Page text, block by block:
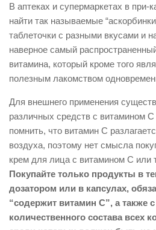
В аптеках и супермаркетах в при-
найти так называемые
таблеточки с разными вкусами и
наверное самый
витамина, который кроме того
полезным лакомством
Для внешнего применения
различных средств с витамином
помнить, что витамин С
воздуха, поэтому нет смысла
крем для лица с витамином С или
Покупайте только продукты в
дозатором или в капсулах,
“содержит витамин С”, а также
количественного состава всех